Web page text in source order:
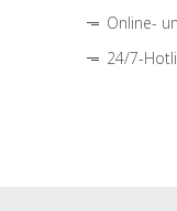
Online-
24/7-